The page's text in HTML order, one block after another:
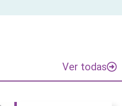
Ver todas